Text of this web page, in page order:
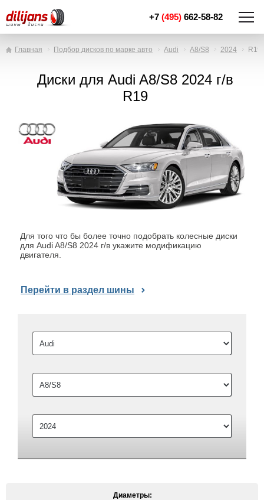
+7 (495) 662-58-82
Главная Подбор дисков по марке авто Audi A8/S8 2024 R19
Диски для Audi A8/S8 2024 г/в
R19
Для того что бы более точно подобрать колесные диски
для Audi A8/S8 2024 г/в укажите модификацию
двигателя.
Перейти в раздел шины
Диаметры: